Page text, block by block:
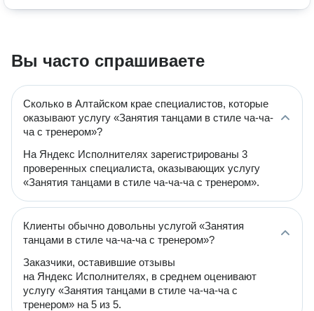
Вы часто спрашиваете
Сколько в Алтайском крае специалистов, которые
оказывают услугу «Занятия танцами в стиле ча-ча-
ча с тренером»?
На Яндекс Исполнителях зарегистрированы 3
проверенных специалиста, оказывающих услугу
«Занятия танцами в стиле ча-ча-ча с тренером».
Клиенты обычно довольны услугой «Занятия
танцами в стиле ча-ча-ча с тренером»?
Заказчики, оставившие отзывы
на Яндекс Исполнителях, в среднем оценивают
услугу «Занятия танцами в стиле ча-ча-ча с
тренером» на 5 из 5.